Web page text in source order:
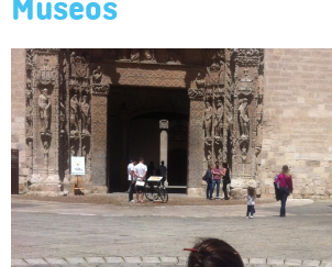
Museos